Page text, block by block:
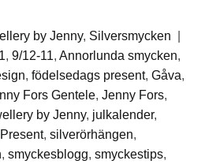
by Jenny, Silversmycken
, 9/12-11, Annorlunda smycken,
, födelsedags present, Gåva,
Fors Gentele, Jenny Fors,
by Jenny, julkalender,
Present, silverörhängen,
, smyckesblogg, smyckestips,